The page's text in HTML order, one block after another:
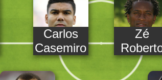
Carlos
Casemiro
Zé